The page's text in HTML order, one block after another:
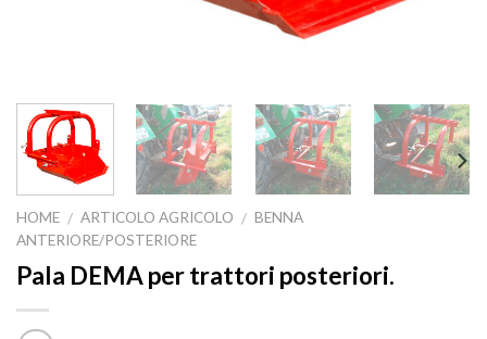
HOME / ARTICOLO AGRICOLO / BENNA
ANTERIORE/POSTERIORE
Pala DEMA per trattori posteriori.